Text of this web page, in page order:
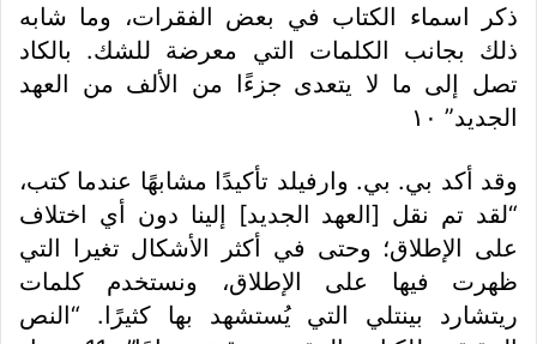
ذكر اسماء الكتاب في بعض الفقرات، وما شابه
ذلك بجانب الكلمات التي معرضة للشك. بالكاد
تصل إلى ما لا يتعدى جزءًا من الألف من العهد
الجديد” ١٠
وقد أكد بي. بي. وارفيلد تأكيدًا مشابهًا عندما كتب،
“لقد تم نقل [العهد الجديد] إلينا دون أي اختلاف
على الإطلاق؛ وحتى في أكثر الأشكال تغيرا التي
ظهرت فيها على الإطلاق، ونستخدم كلمات
ريتشارد بينتلي التي يُستشهد بها كثيرًا. “النص